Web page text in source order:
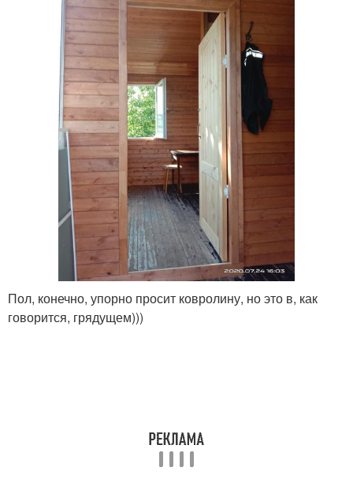
Пол, конечно, упорно просит ковролину, но это в, как
говорится, грядущем)))